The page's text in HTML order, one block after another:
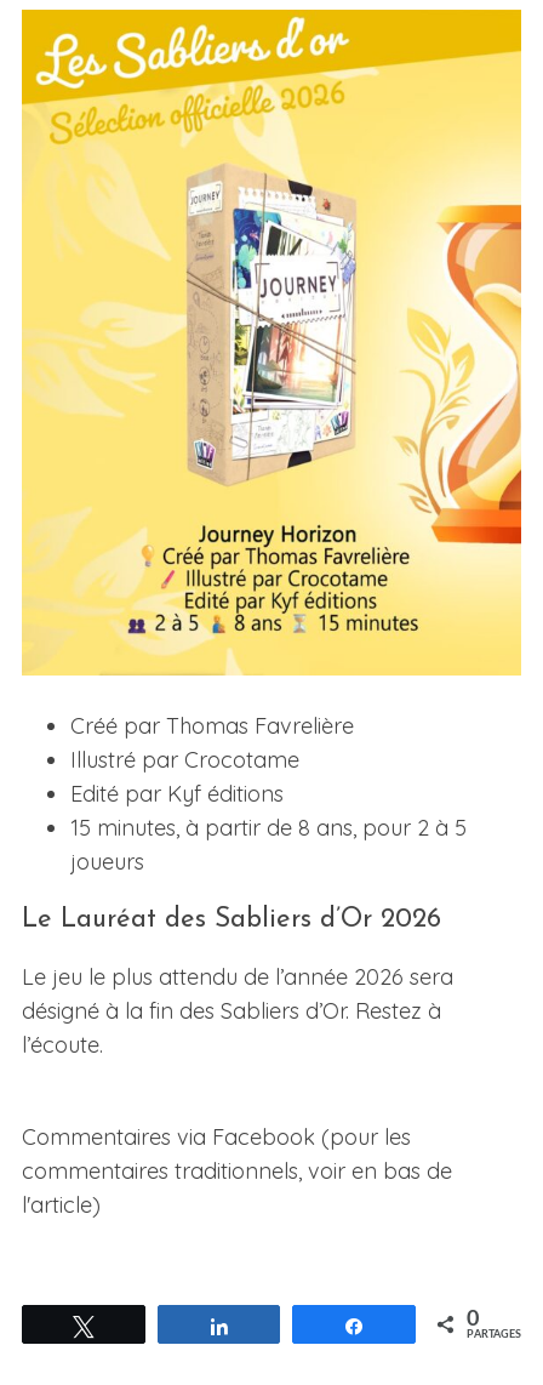
Créé par Thomas Favrelière
Illustré par Crocotame
Edité par Kyf éditions
15 minutes, à partir de 8 ans, pour 2 à 5
joueurs
Le Lauréat des Sabliers d’Or 2026
Le jeu le plus attendu de l’année 2026 sera
désigné à la fin des Sabliers d’Or. Restez à
l’écoute.
Commentaires via Facebook (pour les
commentaires traditionnels, voir en bas de
l'article)
Partagez 0
PARTAGES